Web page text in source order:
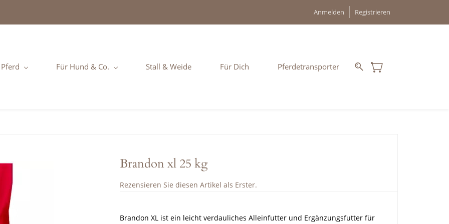
Anmelden Registrieren
Für Hund & Co. Stall & Weide Für Dich Pferdetransporter
Brandon xl 25 kg
Rezensieren Sie diesen Artikel als Erster.
Brandon XL ist ein leicht verdauliches Alleinfutter und Ergänzungsfutter für